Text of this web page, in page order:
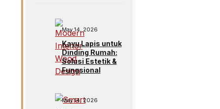
May 14, 2026
Kayu Lapis untuk
Dinding Rumah:
Solusi Estetik &
Fungsional
May 14, 2026